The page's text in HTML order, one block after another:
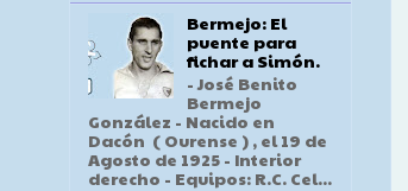
Bermejo: El
puente para
fichar a Simón.
- José Benito
Bermejo
González - Nacido en
Dacón ( Ourense ) , el 19 de
Agosto de 1925 - Interior
derecho - Equipos: R.C. Cel...